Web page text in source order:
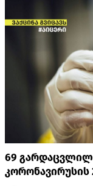
69 გარდაცვლილი
კორონავირუსის